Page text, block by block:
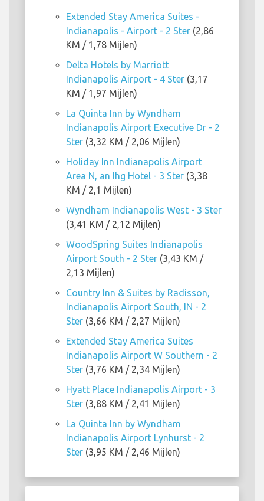
Extended Stay America Suites -
Indianapolis - Airport - 2 Ster (2,86
KM / 1,78 Mijlen)
Delta Hotels by Marriott
Indianapolis Airport - 4 Ster (3,17
KM / 1,97 Mijlen)
La Quinta Inn by Wyndham
Indianapolis Airport Executive Dr - 2
Ster (3,32 KM / 2,06 Mijlen)
Holiday Inn Indianapolis Airport
Area N, an Ihg Hotel - 3 Ster (3,38
KM / 2,1 Mijlen)
Wyndham Indianapolis West - 3 Ster
(3,41 KM / 2,12 Mijlen)
WoodSpring Suites Indianapolis
Airport South - 2 Ster (3,43 KM /
2,13 Mijlen)
Country Inn & Suites by Radisson,
Indianapolis Airport South, IN - 2
Ster (3,66 KM / 2,27 Mijlen)
Extended Stay America Suites
Indianapolis Airport W Southern - 2
Ster (3,76 KM / 2,34 Mijlen)
Hyatt Place Indianapolis Airport - 3
Ster (3,88 KM / 2,41 Mijlen)
La Quinta Inn by Wyndham
Indianapolis Airport Lynhurst - 2
Ster (3,95 KM / 2,46 Mijlen)